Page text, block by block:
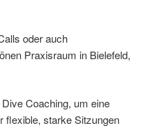
oder auch
Praxisraum in Bielefeld,
Coaching, um eine
flexible, starke Sitzungen